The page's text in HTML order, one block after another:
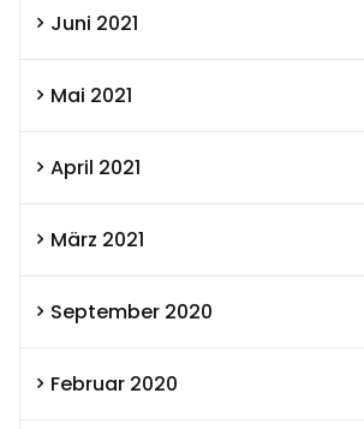
Juni 2021
Mai 2021
April 2021
März 2021
September 2020
Februar 2020